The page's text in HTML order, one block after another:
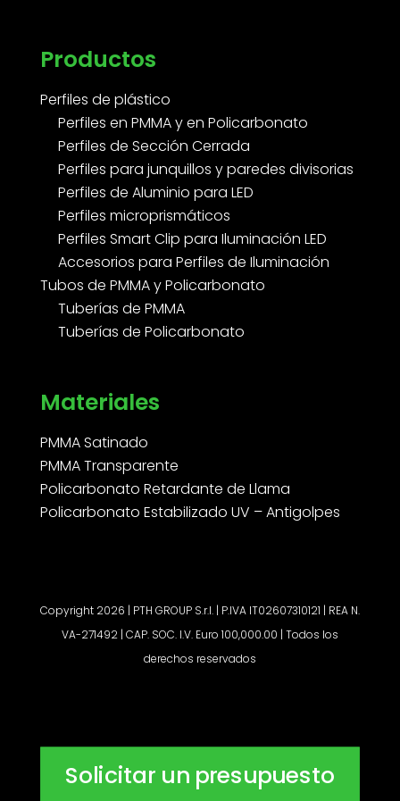
Productos
Perfiles de plástico
Perfiles en PMMA y en Policarbonato
Perfiles de Sección Cerrada
Perfiles para junquillos y paredes divisorias
Perfiles de Aluminio para LED
Perfiles microprismáticos
Perfiles Smart Clip para Iluminación LED
Accesorios para Perfiles de Iluminación
Tubos de PMMA y Policarbonato
Tuberías de PMMA
Tuberías de Policarbonato
Materiales
PMMA Satinado
PMMA Transparente
Policarbonato Retardante de Llama
Policarbonato Estabilizado UV – Antigolpes
Copyright 2026 | PTH GROUP S.r.l. | P.IVA IT02607310121 | REA N.
VA-271492 | CAP. SOC. I.V. Euro 100,000.00 | Todos los
derechos reservados
Solicitar un presupuesto